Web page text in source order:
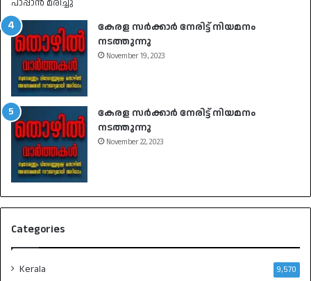
കേരള സർക്കാർ നേരിട്ട് നിയമനം
നടത്തുന്നു
November 19, 2023
കേരള സർക്കാർ നേരിട്ട് നിയമനം
നടത്തുന്നു
November 22, 2023
Categories
Kerala 9,570